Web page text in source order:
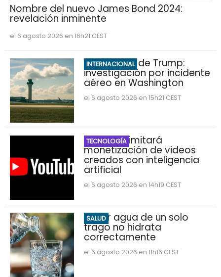
Nombre del nuevo James Bond 2024:
revelación inminente
el 6 agosto 2026 en 16h21 CEST
INTERNACIONAL
Marine One de Trump:
investigación por incidente
aéreo en Washington
el 6 agosto 2026 en 15h21 CEST
TECNOLOGÍA
YouTube limitará
monetización de videos
creados con inteligencia
artificial
el 6 agosto 2026 en 14h19 CEST
SALUD
Beber agua de un solo
trago no hidrata
correctamente
el 6 agosto 2026 en 11h16 CEST